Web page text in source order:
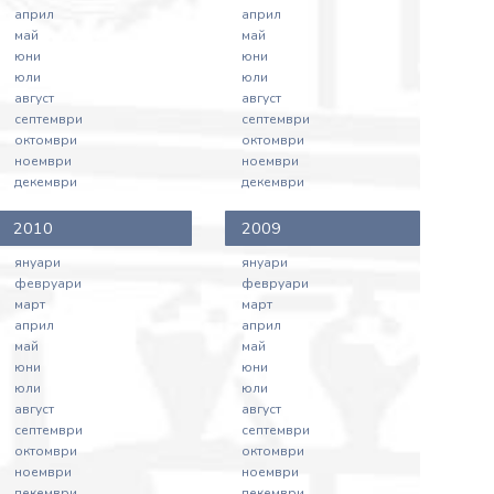
април
май
юни
юли
август
септември
октомври
ноември
декември
април
май
юни
юли
август
септември
октомври
ноември
декември
2010
януари
февруари
март
април
май
юни
юли
август
септември
октомври
ноември
2009
януари
февруари
март
април
май
юни
юли
август
септември
октомври
ноември